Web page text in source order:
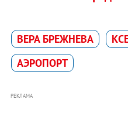
ВЕРА БРЕЖНЕВА
АЭРОПОРТ
РЕКЛАМА